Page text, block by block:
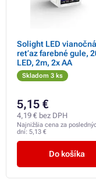
Solight LED vianočná
reťaz farebné gule,
LED, 2m, 2x AA
Skladom 3 ks
5,15 €
4,19 € bez DPH
Najnižšia cena za
dní: 5,13 €
Do košíka